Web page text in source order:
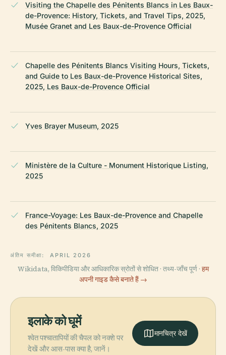
Visiting the Chapelle des Pénitents Blancs in Les Baux-
de-Provence: History, Tickets, and Travel Tips, 2025,
Musée Granet and Les Baux-de-Provence Official
Chapelle des Pénitents Blancs Visiting Hours, Tickets,
and Guide to Les Baux-de-Provence Historical Sites,
2025, Les Baux-de-Provence Official
Yves Brayer Museum, 2025
Ministère de la Culture - Monument Historique Listing,
2025
France-Voyage: Les Baux-de-Provence and Chapelle
des Pénitents Blancs, 2025
अंतिम समीक्षा: APRIL 2026
Wikidata, विकिपीडिया और आधिकारिक स्रोतों से शोधित · तथ्य-जाँच पूर्ण · हम
अपनी गाइड कैसे बनाते हैं →
इलाके को घूमें
श्वेत पश्चातापियों की चैपल को नक्शे पर
देखें और आस-पास क्या है, जानें।
मानचित्र देखें